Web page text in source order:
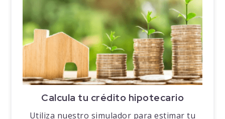
Calcula tu crédito hipotecario
Utiliza nuestro simulador para estimar tu